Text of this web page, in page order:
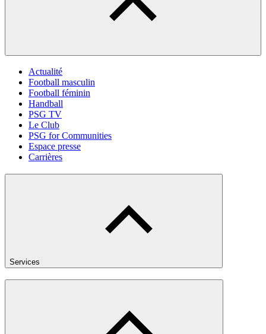
Actualité
Football masculin
Football féminin
Handball
PSG TV
Le Club
PSG for Communities
Espace presse
Carrières
Services